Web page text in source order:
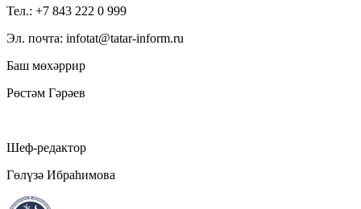
Тел.: +7 843 222 0 999
Эл. почта: infotat@tatar-inform.ru
Баш мөхәррир
Рөстәм Гәрәев
Шеф-редактор
Гөлүзә Ибраһимова